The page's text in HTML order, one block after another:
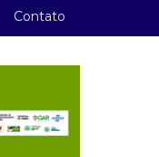
Contato